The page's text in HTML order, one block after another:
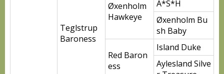
Teglstrup
Baroness
Øxenholm
Hawkeye
A*S*H
Øxenholm Bu
sh Baby
Red Baron
ess
Island Duke
Aylesland Silve